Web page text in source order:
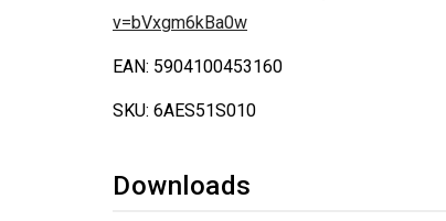
v=bVxgm6kBa0w
EAN: 5904100453160
SKU: 6AES51S010
Downloads